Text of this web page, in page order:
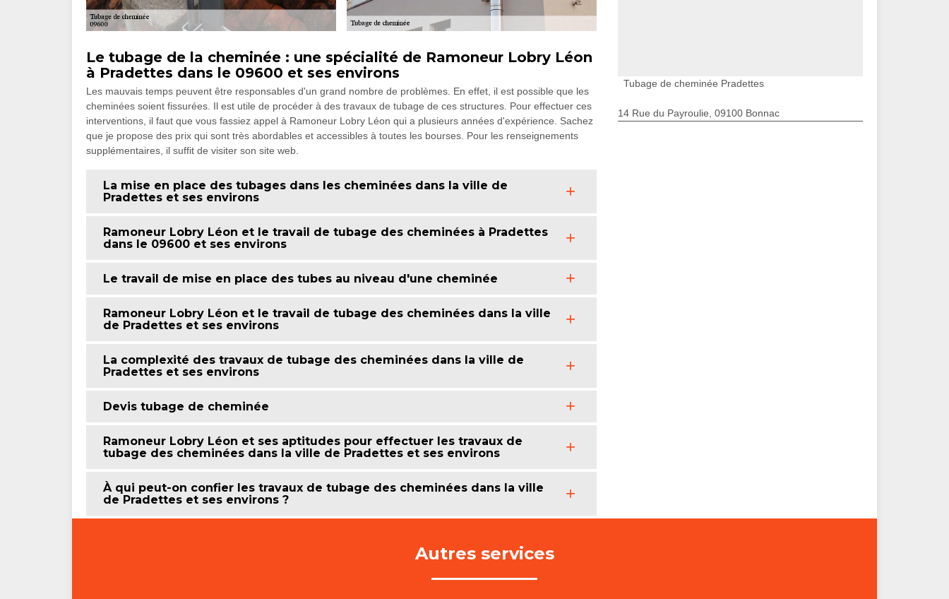
Le tubage de la cheminée : une spécialité de Ramoneur Lobry Léon
à Pradettes dans le 09600 et ses environs
Les mauvais temps peuvent être responsables d'un grand nombre de problèmes. En effet, il est possible que les
cheminées soient fissurées. Il est utile de procéder à des travaux de tubage de ces structures. Pour effectuer ces
interventions, il faut que vous fassiez appel à Ramoneur Lobry Léon qui a plusieurs années d'expérience. Sachez
que je propose des prix qui sont très abordables et accessibles à toutes les bourses. Pour les renseignements
supplémentaires, il suffit de visiter son site web.
La mise en place des tubages dans les cheminées dans la ville de
Pradettes et ses environs
Ramoneur Lobry Léon et le travail de tubage des cheminées à Pradettes
dans le 09600 et ses environs
Le travail de mise en place des tubes au niveau d'une cheminée
Ramoneur Lobry Léon et le travail de tubage des cheminées dans la ville
de Pradettes et ses environs
La complexité des travaux de tubage des cheminées dans la ville de
Pradettes et ses environs
Devis tubage de cheminée
Ramoneur Lobry Léon et ses aptitudes pour effectuer les travaux de
tubage des cheminées dans la ville de Pradettes et ses environs
À qui peut-on confier les travaux de tubage des cheminées dans la ville
de Pradettes et ses environs ?
Tubage de cheminée Pradettes
14 Rue du Payroulie, 09100 Bonnac
Autres services